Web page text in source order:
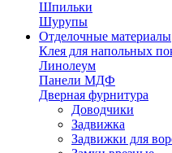
Шпильки
Шурупы
Отделочные материалы
Клея для напольных
Линолеум
Панели МДФ
Дверная фурнитура
Доводчики
Задвижка
Задвижки для